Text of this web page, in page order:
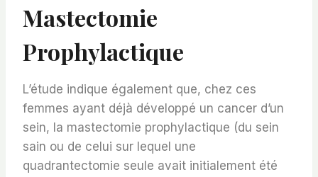
Mastectomie
Prophylactique
L’étude indique également que, chez ces
femmes ayant déjà développé un cancer d’un
sein, la mastectomie prophylactique (du sein
sain ou de celui sur lequel une
quadrantectomie seule avait initialement été